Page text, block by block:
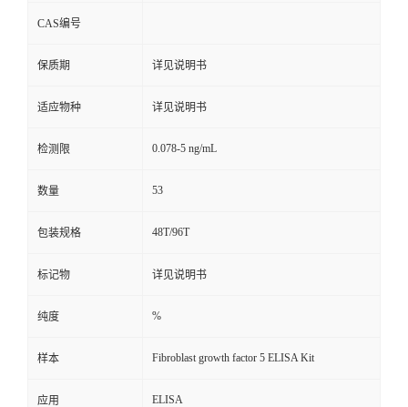
CAS编号
保质期 详见说明书
适应物种 详见说明书
检测限 0.078-5 ng/mL
数量 53
包装规格 48T/96T
标记物 详见说明书
纯度 %
样本 Fibroblast growth factor 5 ELISA Kit
应用 ELISA